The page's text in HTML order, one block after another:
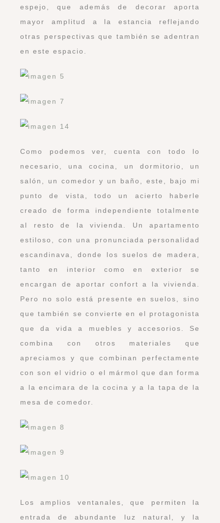
espejo, que además de decorar aporta
mayor amplitud a la estancia reflejando
otras perspectivas que también se adentran
en este espacio.
Como podemos ver, cuenta con todo lo
necesario, una cocina, un dormitorio, un
salón, un comedor y un baño, este, bajo mi
punto de vista, todo un acierto haberle
creado de forma independiente totalmente
al resto de la vivienda. Un apartamento
estiloso, con una pronunciada personalidad
escandinava, donde los suelos de madera,
tanto en interior como en exterior se
encargan de aportar confort a la vivienda.
Pero no solo está presente en suelos, sino
que también se convierte en el protagonista
que da vida a muebles y accesorios. Se
combina con otros materiales que
apreciamos y que combinan perfectamente
con son el vidrio o el mármol que dan forma
a la encimara de la cocina y a la tapa de la
mesa de comedor.
Los amplios ventanales, que permiten la
entrada de abundante luz natural, y la